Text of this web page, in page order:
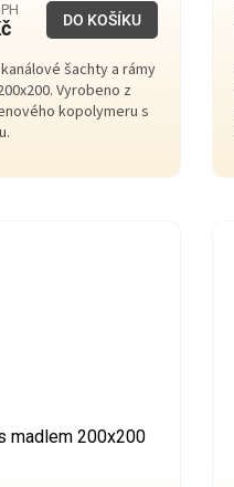
DO KOŠÍKU
šachty a rámy
Vyrobeno z
kopolymeru s
madlem 200x200